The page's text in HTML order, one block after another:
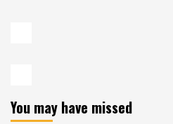
You may have missed